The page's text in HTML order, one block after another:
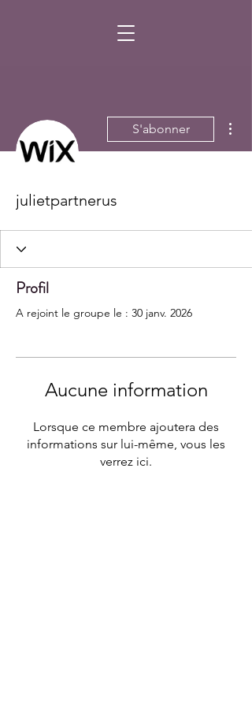
S'abonner
julietpartnerus
Profil
A rejoint le groupe le : 30 janv. 2026
Aucune information
Lorsque ce membre ajoutera des
informations sur lui-même, vous les
verrez ici.